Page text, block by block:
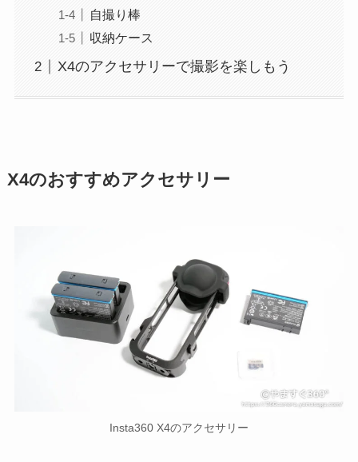
自撮り棒
収納ケース
X4のアクセサリーで撮影を楽しもう
X4のおすすめアクセサリー
Insta360 X4のアクセサリー